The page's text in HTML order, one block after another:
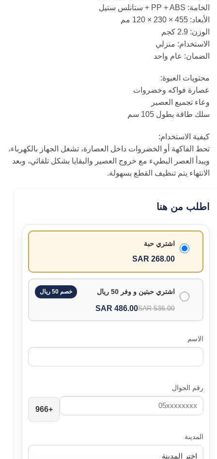
الخامة: PP + ABS + ستانلس ستيل
الأبعاد: 455 × 230 × 120 مم
الوزن: 2.9 كجم
الاستخدام: منزلي
الضمان: عام واحد
محتويات العبوة:
عصارة فواكه وخضروات
وعاء تجميع العصير
سلك طاقة بطول 105 سم
كيفية الاستخدام:
تحط الفاكهة أو الخضروات داخل العصارة، تشغل الجهاز بالكهرباء،
ويبدأ العصر البطيء مع خروج العصير والبقايا بشكل تلقائي، وبعد
الانتهاء يتم تنظيف القطع بسهولة.
اطلب من هنا
اشتري حبة
268.00 SAR
اشتري حبتين و وفر 50 ريال خصم 50 ريال
536.00 SAR
486.00 SAR
الاسم
رقم الجوال
+966
المدينة